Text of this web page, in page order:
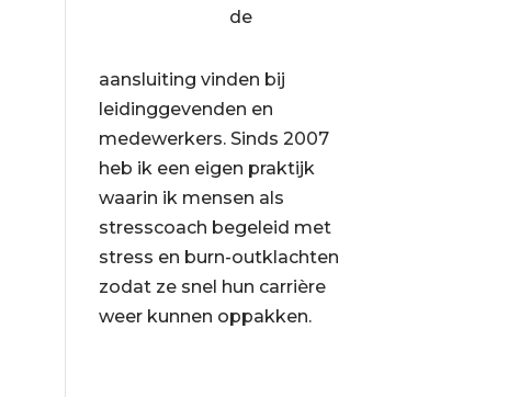
de
aansluiting vinden bij
leidinggevenden en
medewerkers. Sinds 2007
heb ik een eigen praktijk
waarin ik mensen als
stresscoach begeleid met
stress en burn-outklachten
zodat ze snel hun carrière
weer kunnen oppakken.